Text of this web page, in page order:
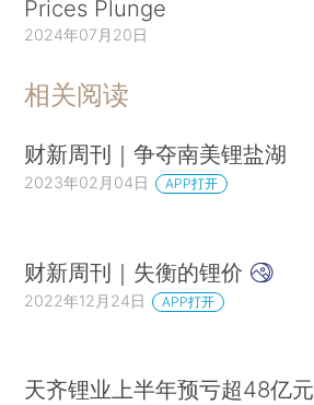
Prices Plunge
2024年07月20日
相关阅读
财新周刊｜争夺南美锂盐湖
2023年02月04日 APP打开
财新周刊｜失衡的锂价
2022年12月24日 APP打开
天齐锂业上半年预亏超48亿元